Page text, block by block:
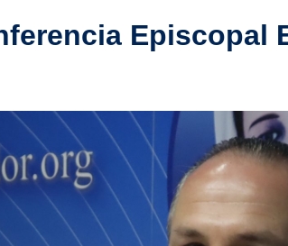
Episcopal